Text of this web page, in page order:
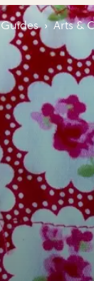
Guides › Arts &